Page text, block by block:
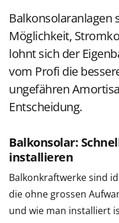
Balkonsolaranlagen
Möglichkeit,
lohnt sich der
vom Profi die
ungefähren
Entscheidung.
Balkonsolar:
installieren
Balkonkraftwerke sind
die ohne grossen
und wie man installiert